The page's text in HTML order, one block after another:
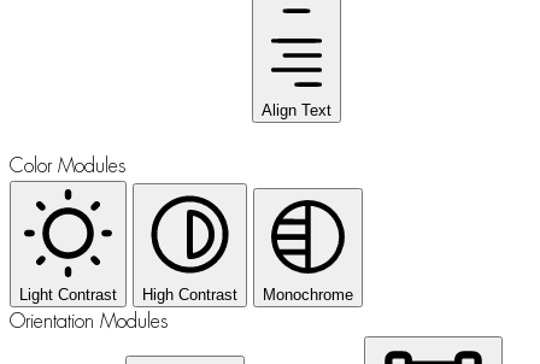
Align Text
Color Modules
Light Contrast High Contrast Monochrome
Orientation Modules